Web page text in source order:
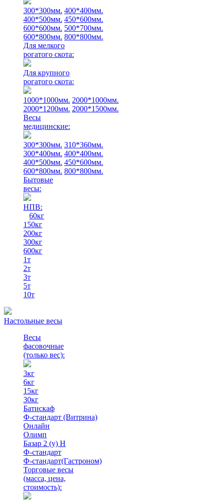
300*300мм. 400*400мм.
400*500мм. 450*600мм.
600*600мм. 500*700мм.
600*800мм. 800*800мм.
Для мелкого
рогатого скота:
Для крупного
рогатого скота:
1000*1000мм. 2000*1000мм.
2000*1200мм. 2000*1500мм.
Весы
медицинские:
300*300мм. 310*360мм.
300*400мм. 400*400мм.
400*500мм. 450*600мм.
600*800мм. 800*800мм.
Бытовые
весы:
НПВ:
60кг
150кг
200кг
300кг
600кг
1т
2т
3т
5т
10т
Настольные весы
Весы
фасовочные
(только вес):
3кг
6кг
15кг
30кг
Батискаф
Ф-стандарт (Витрина)
Онлайн
Олимп
Базар 2 (у) Н
Ф-стандарт
Ф-стандарт(Гастроном)
Торговые весы
(масса, цена,
стоимость):